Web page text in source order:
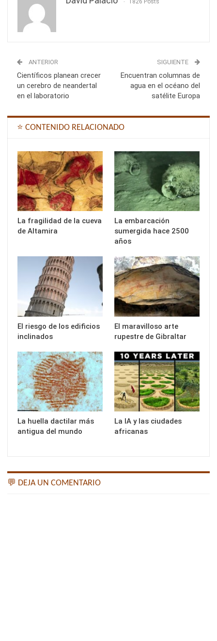
ANTERIOR
Científicos planean crecer
un cerebro de neandertal
en el laboratorio
SIGUIENTE
Encuentran columnas de
agua en el océano del
satélite Europa
⭐ CONTENIDO RELACIONADO
La fragilidad de la cueva
de Altamira
La embarcación
sumergida hace 2500
años
El riesgo de los edificios
inclinados
El maravilloso arte
rupestre de Gibraltar
La huella dactilar más
antigua del mundo
La IA y las ciudades
africanas
💬 DEJA UN COMENTARIO